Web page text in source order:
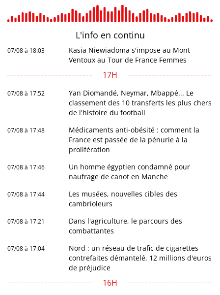
L'info en continu
07/08 à 18:03
Kasia Niewiadoma s'impose au Mont
Ventoux au Tour de France Femmes
17H
07/08 à 17:52
Yan Diomandé, Neymar, Mbappé... Le
classement des 10 transferts les plus chers
de l'histoire du football
07/08 à 17:48
Médicaments anti-obésité : comment la
France est passée de la pénurie à la
prolifération
07/08 à 17:46
Un homme égyptien condamné pour
naufrage de canot en Manche
07/08 à 17:44
Les musées, nouvelles cibles des
cambrioleurs
07/08 à 17:21
Dans l'agriculture, le parcours des
combattantes
07/08 à 17:04
Nord : un réseau de trafic de cigarettes
contrefaites démantelé, 12 millions d'euros
de préjudice
16H